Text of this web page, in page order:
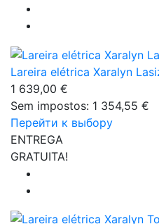
Lareira elétrica Xaralyn
1 639,00 €
Sem impostos: 1 354,55 €
Перейти к выбору
ENTREGA
GRATUITA!